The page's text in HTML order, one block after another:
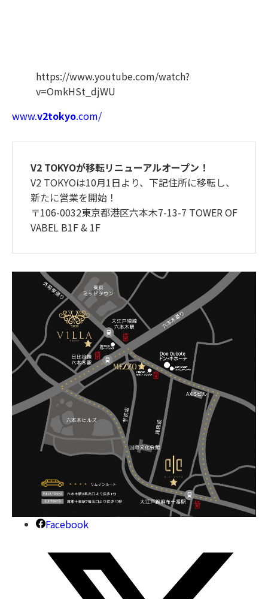
https://www.youtube.com/watch?
v=OmkHSt_djWU
www.v2tokyo.com/
V2 TOKYOが移転リニューアルオープン！
V2 TOKYOは10月1日より、下記住所に移転し、
新たに営業を開始！
〒106-0032東京都港区六本木7-13-7 TOWER OF
VABEL B1F & 1F
Facebook